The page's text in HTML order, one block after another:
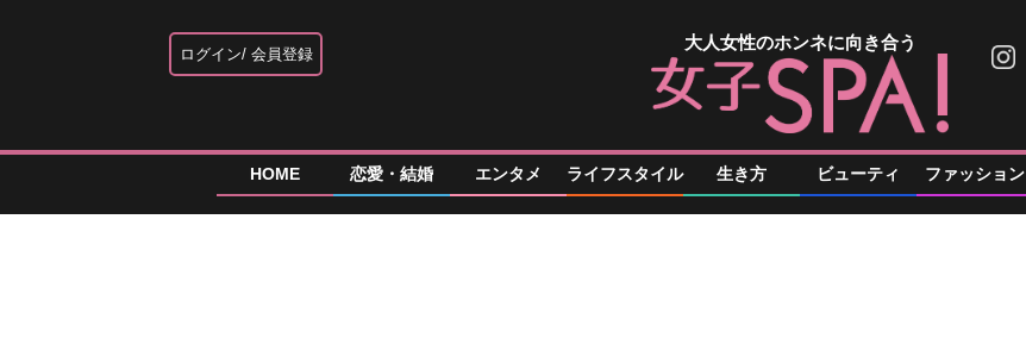
ログイン 会員登録
大人女性のホンネに向き合う
HOME 恋愛・結婚 エンタメ ライフスタイル 生き方 ビューティ ファッション